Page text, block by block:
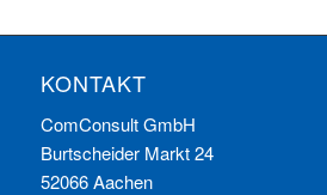
KONTAKT
ComConsult GmbH
Burtscheider Markt 24
52066 Aachen